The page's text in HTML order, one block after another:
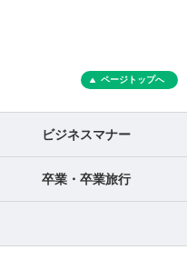
ページトップへ
ビジネスマナー
卒業・卒業旅行